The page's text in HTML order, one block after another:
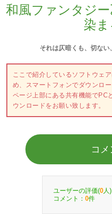
和風ファンタジ
染ま
それは仄暗くも、切な
ここで紹介しているソフトウェ
め、スマートフォンでダウンロ
ページ上部にある共有機能でPC
ウンロードをお願い致します。
コメ
ユーザーの評価(0 人)
コメント： 0件